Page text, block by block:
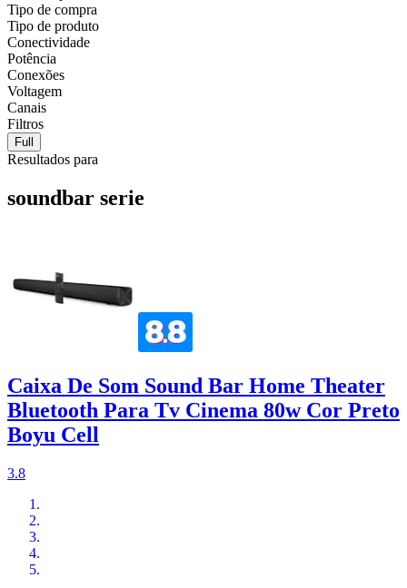
Tipo de compra
Tipo de produto
Conectividade
Potência
Conexões
Voltagem
Canais
Filtros
Full
Resultados para
soundbar serie
Caixa De Som Sound Bar Home Theater
Bluetooth Para Tv Cinema 80w Cor Preto
Boyu Cell
3.8